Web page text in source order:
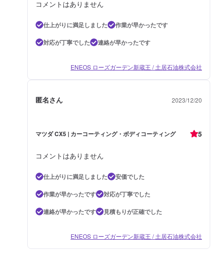
コメントはありません
仕上がりに満足しました
作業が早かったです
対応が丁寧でした
連絡が早かったです
ENEOS ローズガーデン新蔵王 / 土居石油株式会社
匿名さん 2023/12/20
マツダ CX5 | カーコーティング・ボディコーティング 5
コメントはありません
仕上がりに満足しました
安価でした
作業が早かったです
対応が丁寧でした
連絡が早かったです
見積もりが正確でした
ENEOS ローズガーデン新蔵王 / 土居石油株式会社